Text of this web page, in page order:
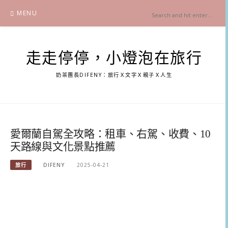
content
MENU
走走停停，小燈泡在旅行
奶茶團長DIFENY：旅行Ｘ文字Ｘ親子Ｘ人生
愛爾蘭自駕全攻略：租車、右駕、收費、10
天路線與文化景點推薦
旅行 DIFENY 2025-04-21